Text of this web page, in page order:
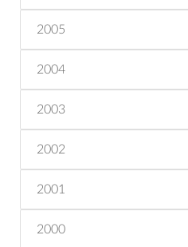
2005
2004
2003
2002
2001
2000